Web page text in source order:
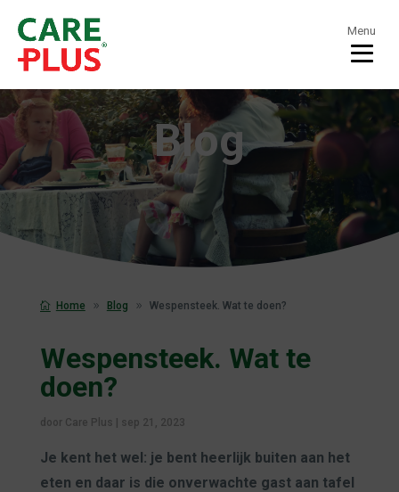
Menu
Blog
Home Blog Wespensteek. Wat te doen?
Wespensteek. Wat te
doen?
door Care Plus sep 21, 2023
Je kent het wel: je bent heerlijk buiten aan het
eten en daar is die onverwachte gast aan tafel